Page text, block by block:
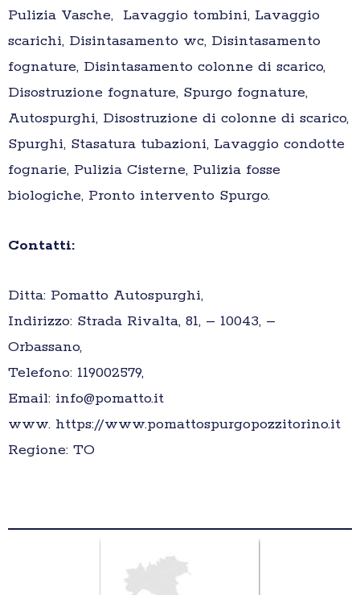
Pulizia Vasche, Lavaggio tombini, Lavaggio
scarichi, Disintasamento wc, Disintasamento
fognature, Disintasamento colonne di scarico,
Disostruzione fognature, Spurgo fognature,
Autospurghi, Disostruzione di colonne di scarico,
Spurghi, Stasatura tubazioni, Lavaggio condotte
fognarie, Pulizia Cisterne, Pulizia fosse
biologiche, Pronto intervento Spurgo.
Contatti:
Ditta: Pomatto Autospurghi,
Indirizzo: Strada Rivalta, 81, – 10043, –
Orbassano,
Telefono: 119002579,
Email: info@pomatto.it
www. https://www.pomattospurgopozzitorino.it
Regione: TO